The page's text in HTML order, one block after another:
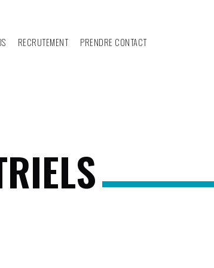
RECRUTEMENT PRENDRE CONTACT